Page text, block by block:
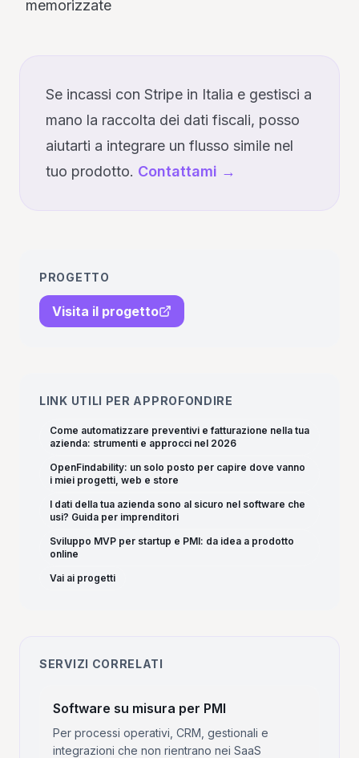
memorizzate
Se incassi con Stripe in Italia e gestisci a
mano la raccolta dei dati fiscali, posso
aiutarti a integrare un flusso simile nel
tuo prodotto. Contattami →
PROGETTO
Visita il progetto
LINK UTILI PER APPROFONDIRE
Come automatizzare preventivi e fatturazione nella tua
azienda: strumenti e approcci nel 2026
OpenFindability: un solo posto per capire dove vanno
i miei progetti, web e store
I dati della tua azienda sono al sicuro nel software che
usi? Guida per imprenditori
Sviluppo MVP per startup e PMI: da idea a prodotto
online
Vai ai progetti
SERVIZI CORRELATI
Software su misura per PMI
Per processi operativi, CRM, gestionali e
integrazioni che non rientrano nei SaaS